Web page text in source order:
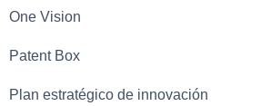
One Vision
Patent Box
Plan estratégico de innovación